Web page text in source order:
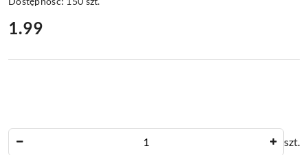
cena:
1.99
szt.